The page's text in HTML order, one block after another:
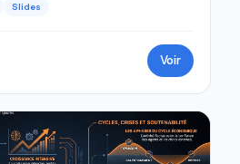
Slides
Voir